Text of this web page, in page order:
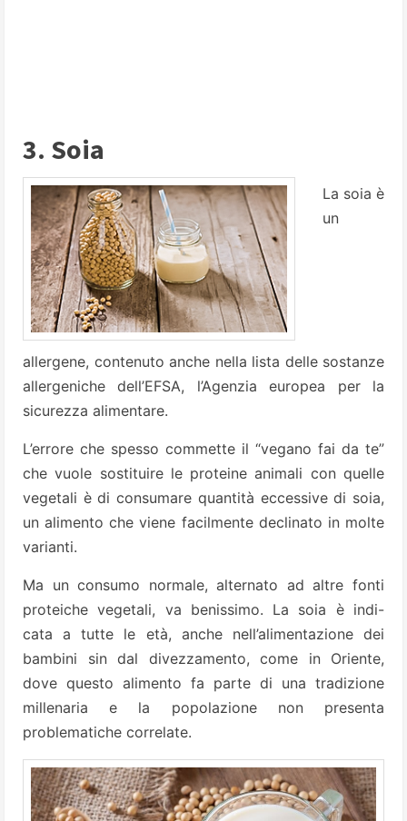
3. Soia
La soia è
un
allergene, contenuto anche nella lista delle sostanze
allergeniche dell’EFSA, l’Agenzia europea per la
sicurezza alimentare.
L’errore che spesso commette il “vegano fai da te”
che vuole sostituire le proteine animali con quelle
vegetali è di consumare quantità eccessive di soia,
un alimento che viene facilmente declinato in molte
varianti.
Ma un consumo normale, alternato ad altre fonti
proteiche vegetali, va benissimo. La soia è indi-
cata a tutte le età, anche nell’alimentazione dei
bambini sin dal divezzamento, come in Oriente,
dove questo alimento fa parte di una tradizione
millenaria e la popolazione non presenta
problematiche correlate.